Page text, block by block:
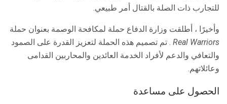
للتجارب ذات الصلة بالقتال أمر طبيعي.
وأخيرًا ، أطلقت وزارة الدفاع حملة لمكافحة الوصمة بعنوان حملة
Real Warriors . تم تصميم هذه الحملة لتعزيز القدرة على الصمود
والتعافي والدعم لأفراد الخدمة العائدين والمحاربين القدامى
وعائلاتهم.
الحصول على مساعدة